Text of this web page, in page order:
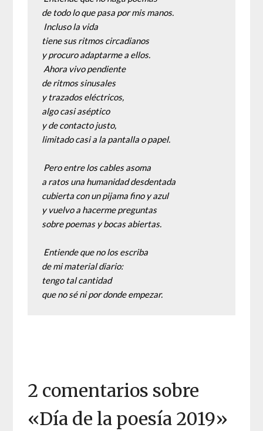
de todo lo que pasa por mis manos.
Incluso la vida
tiene sus ritmos circadianos
y procuro adaptarme a ellos.
Ahora vivo pendiente
de ritmos sinusales
y trazados eléctricos,
algo casi aséptico
y de contacto justo,
limitado casi a la pantalla o papel.
Pero entre los cables asoma
a ratos una humanidad desdentada
cubierta con un pijama fino y azul
y vuelvo a hacerme preguntas
sobre poemas y bocas abiertas.
Entiende que no los escriba
de mi material diario:
tengo tal cantidad
que no sé ni por donde empezar.
2 comentarios sobre
«Día de la poesía 2019»